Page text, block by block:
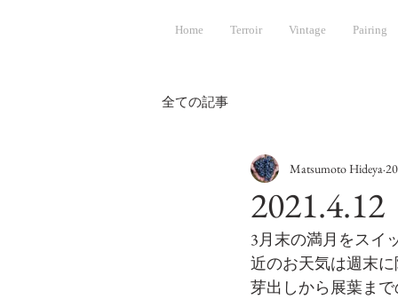
Home Terroir Vintage Pairing
全ての記事
Matsumoto Hideya
3月末の満月をスイ
近のお天気は週末
芽出しから展葉ま